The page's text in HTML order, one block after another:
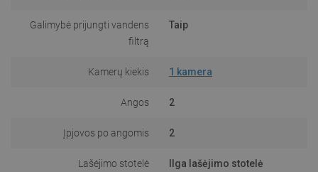
Galimybė prijungti vandens
filtrą
Taip
Kamerų kiekis 1 kamera
Angos 2
Įpjovos po angomis 2
Lašėjimo stotelė Ilga lašėjimo stotelė